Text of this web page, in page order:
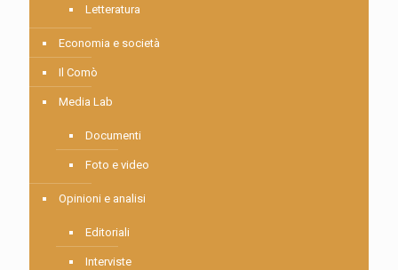
Letteratura
Economia e società
Il Comò
Media Lab
Documenti
Foto e video
Opinioni e analisi
Editoriali
Interviste